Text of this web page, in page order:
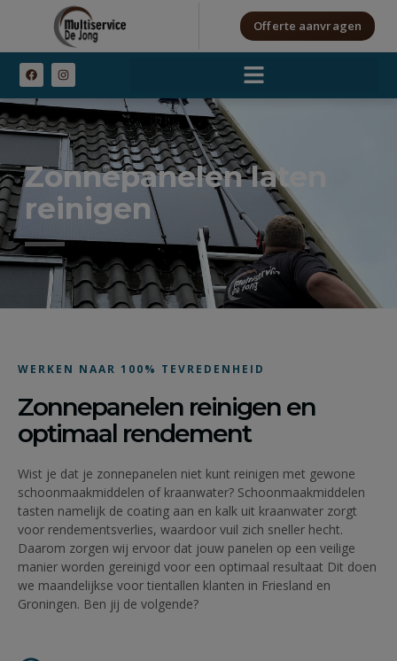
Offerte aanvragen
Zonnepanelen laten
reinigen
WERKEN NAAR 100% TEVREDENHEID
Zonnepanelen reinigen en
optimaal rendement
Wist je dat je zonnepanelen niet kunt reinigen met gewone
schoonmaakmiddelen of kraanwater? Schoonmaakmiddelen
tasten namelijk de coating aan en kalk uit kraanwater zorgt
voor rendementsverlies, waardoor vuil zich sneller hecht.
Daarom zorgen wij ervoor dat jouw panelen op een veilige
manier worden gereinigd voor een optimaal resultaat Dit doen
we maandelijkse voor tientallen klanten in Friesland en
Groningen. Ben jij de volgende?